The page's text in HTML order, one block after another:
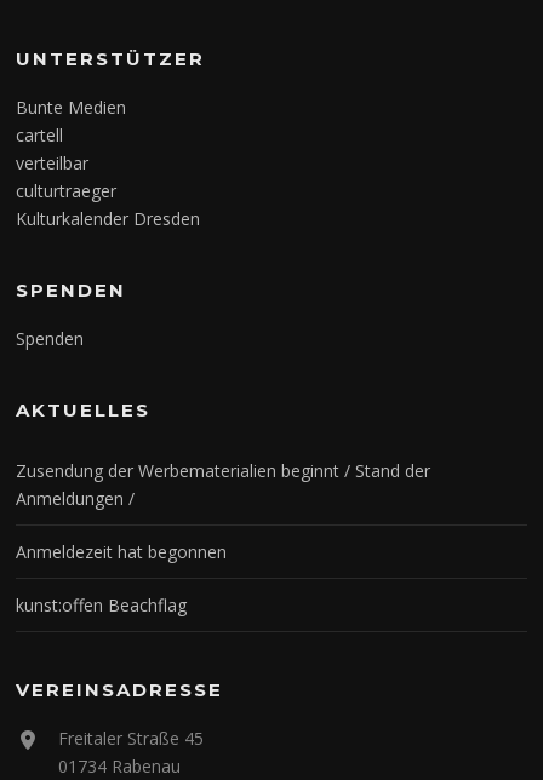
UNTERSTÜTZER
Bunte Medien
cartell
verteilbar
culturtraeger
Kulturkalender Dresden
SPENDEN
Spenden
AKTUELLES
Zusendung der Werbematerialien beginnt / Stand der
Anmeldungen /
Anmeldezeit hat begonnen
kunst:offen Beachflag
VEREINSADRESSE
Freitaler Straße 45
01734 Rabenau